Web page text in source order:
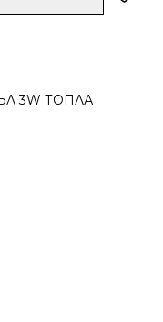
3W ТОПЛА